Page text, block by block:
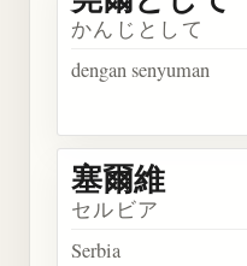
かんじとして
dengan senyuman
塞爾維
セルビア
Serbia